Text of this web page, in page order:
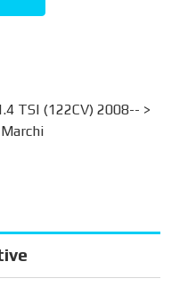
TSI (122CV) 2008-- >
Marchi